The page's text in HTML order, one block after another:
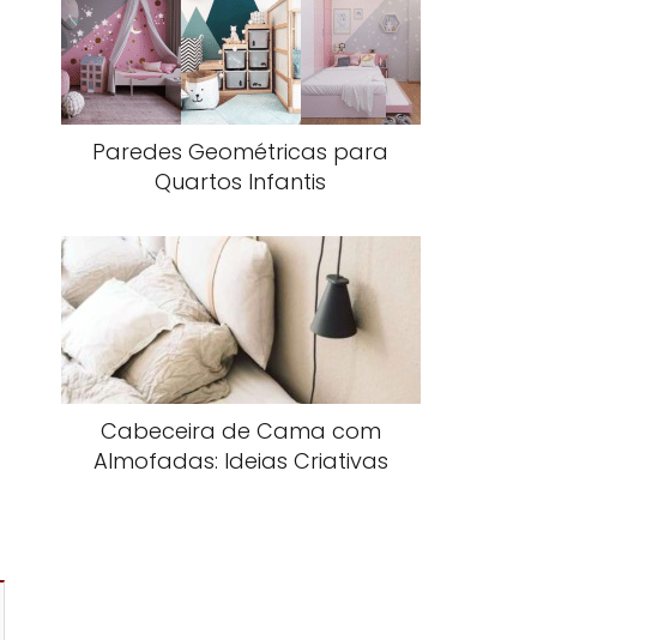
Paredes Geométricas para
Quartos Infantis
Cabeceira de Cama com
Almofadas: Ideias Criativas